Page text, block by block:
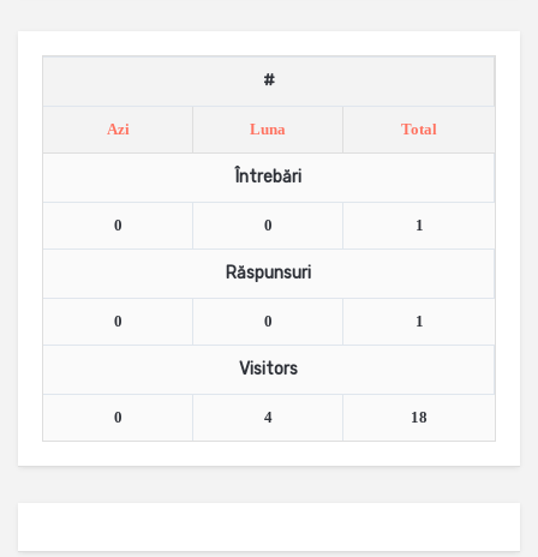
#
Azi Luna Total
Întrebări
0 0 1
Răspunsuri
0 0 1
Visitors
0 4 18